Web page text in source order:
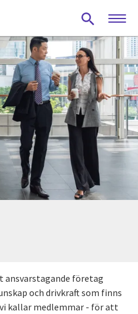
ansvarstagande företag
och drivkraft som finns
kallar medlemmar - för att